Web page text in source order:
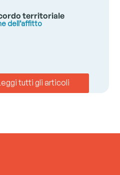
territoriale
dell’affitto
tutti gli articoli